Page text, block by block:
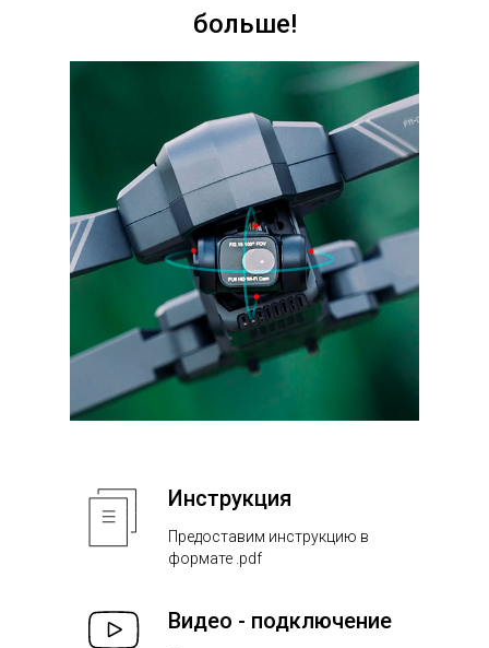
Предоставим инструкцию в
формате .pdf
Инструкция
Видео - подключение
больше!